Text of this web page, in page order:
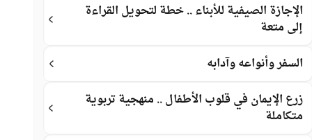
الإجازة الصيفية للأبناء .. خطة لتحويل القراءة
إلى متعة
السفر وأنواعه وآدابه
زرع الإيمان في قلوب الأطفال .. منهجية تربوية
متكاملة